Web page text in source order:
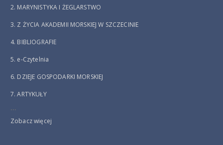
2. MARYNISTYKA I ŻEGLARSTWO
3. Z ŻYCIA AKADEMII MORSKIEJ W SZCZECINIE
4. BIBLIOGRAFIE
5. e-Czytelnia
6. DZIEJE GOSPODARKI MORSKIEJ
7. ARTYKUŁY
...
Zobacz więcej